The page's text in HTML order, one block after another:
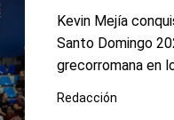
Kevin Mejía
Santo Domingo
grecorromana en
Redacción